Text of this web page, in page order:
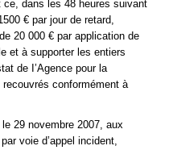
ce, dans les 48 heures suivant
€ par jour de retard,
20 000 € par application de
et à supporter les entiers
de I’Agence pour la
conformément à
29 novembre 2007, aux
voie d’appel incident,